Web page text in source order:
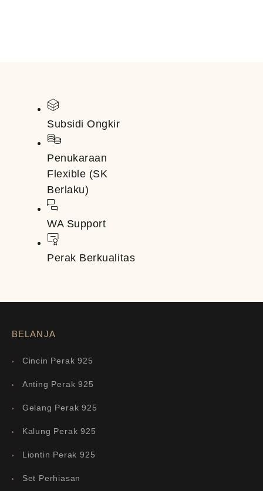
Subsidi Ongkir
Penukaraan
Flexible (SK
Berlaku)
WA Support
Perak Berkualitas
BELANJA
Cincin Perak 925
Anting Perak 925
Gelang Perak 925
Kalung Perak 925
Liontin Perak 925
Set Perhiasan